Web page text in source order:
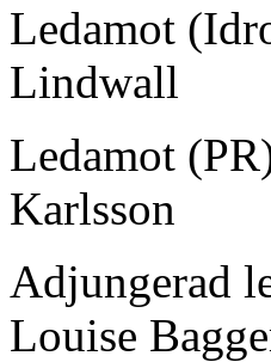
Ledamot
Lindwall
Ledamot
Karlsson
Adjungerad
Louise